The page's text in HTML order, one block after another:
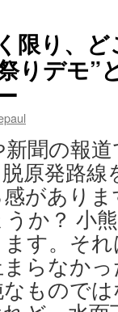
限り、
りデモ”
聞の報
原発路
があり
うか？ 小
す。そ
らなか
もので